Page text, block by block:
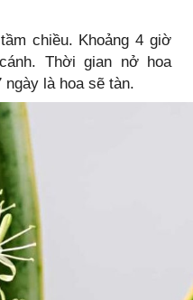
chiều. Khoảng 4 giờ
Thời gian nở hoa
ngày là hoa sẽ tàn.